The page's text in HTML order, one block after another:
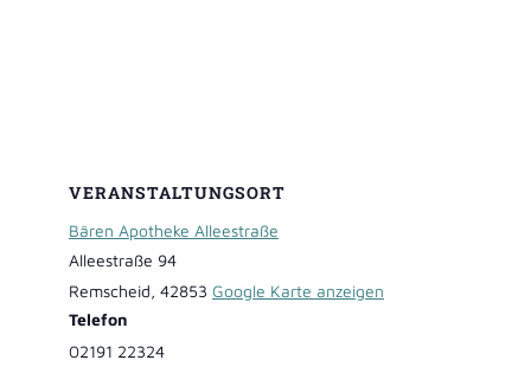
VERANSTALTUNGSORT
Bären Apotheke Alleestraße
Alleestraße 94
Remscheid, 42853 Google Karte anzeigen
Telefon
02191 22324